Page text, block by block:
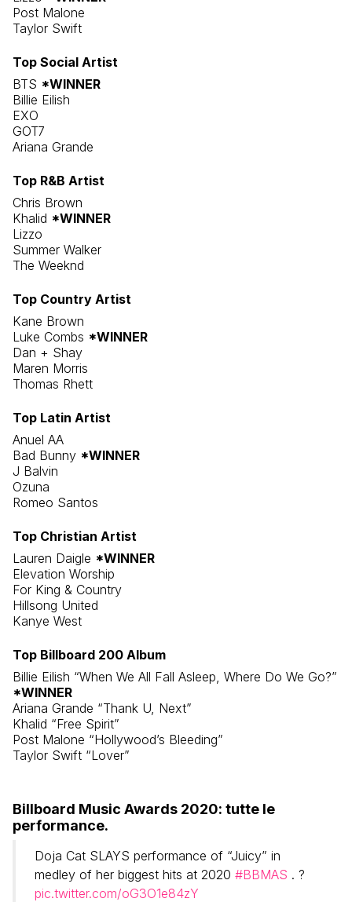
Post Malone
Taylor Swift
Top Social Artist
BTS *WINNER
Billie Eilish
EXO
GOT7
Ariana Grande
Top R&B Artist
Chris Brown
Khalid *WINNER
Lizzo
Summer Walker
The Weeknd
Top Country Artist
Kane Brown
Luke Combs *WINNER
Dan + Shay
Maren Morris
Thomas Rhett
Top Latin Artist
Anuel AA
Bad Bunny *WINNER
J Balvin
Ozuna
Romeo Santos
Top Christian Artist
Lauren Daigle *WINNER
Elevation Worship
For King & Country
Hillsong United
Kanye West
Top Billboard 200 Album
Billie Eilish “When We All Fall Asleep, Where Do We Go?”
*WINNER
Ariana Grande “Thank U, Next”
Khalid “Free Spirit”
Post Malone “Hollywood’s Bleeding”
Taylor Swift “Lover”
Billboard Music Awards 2020: tutte le
performance.
Doja Cat SLAYS performance of “Juicy” in
medley of her biggest hits at 2020 #BBMAS . ?
pic.twitter.com/oG3O1e84zY